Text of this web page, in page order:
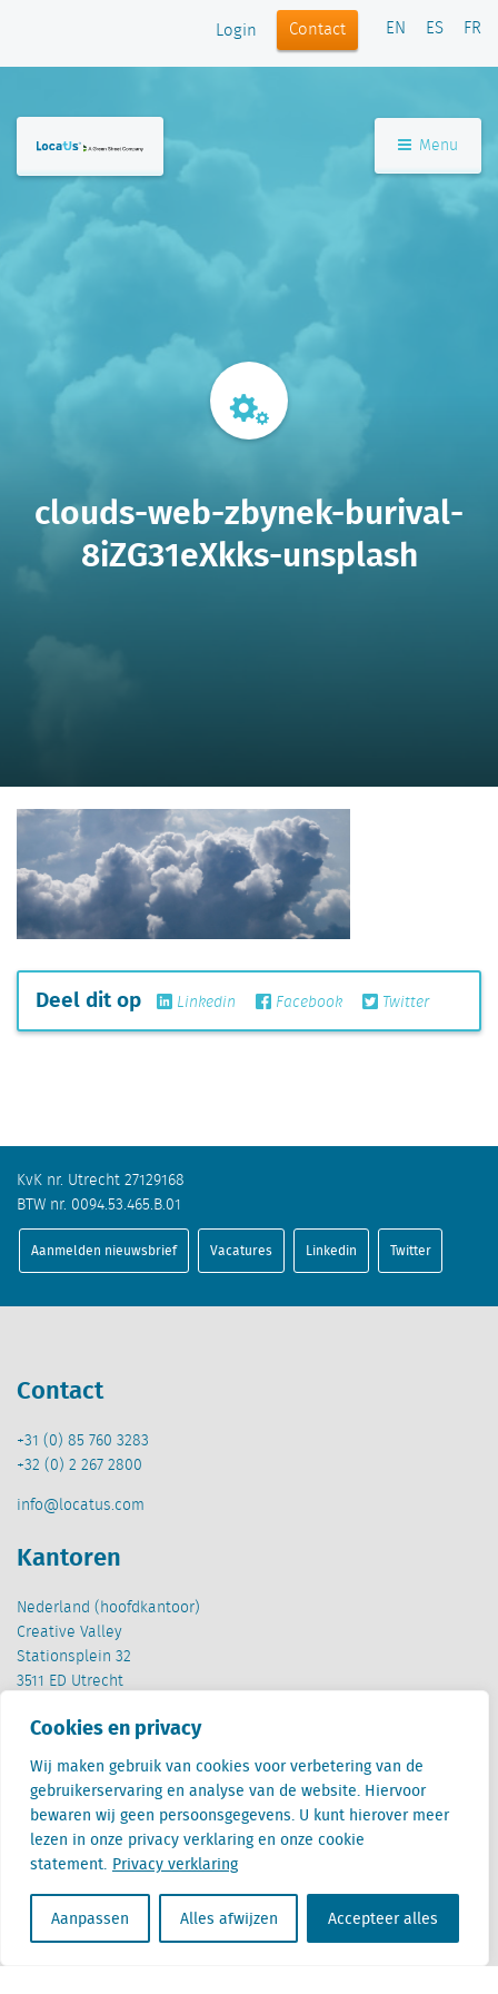
Cookies en privacy
Wij maken gebruik van cookies voor verbetering van de
gebruikerservaring en analyse van de website. Hiervoor
bewaren wij geen persoonsgegevens. U kunt hierover meer
lezen in onze privacy verklaring en onze cookie
statement. Privacy verklaring
Aanpassen Alles afwijzen Accepteer alles
Login Contact EN ES FR
Menu
clouds-web-zbynek-burival-
8iZG31eXkks-unsplash
Deel dit op Linkedin Facebook Twitter
KvK nr. Utrecht 27129168
BTW nr. 0094.53.465.B.01
Aanmelden nieuwsbrief Vacatures Linkedin Twitter
Contact
+31 (0) 85 760 3283
+32 (0) 2 267 2800
info@locatus.com
Kantoren
Nederland (hoofdkantoor)
Creative Valley
Stationsplein 32
3511 ED Utrecht
België
1000 Brussel
Locatus B.V. and Locatus Belgie B.V. are wholly-owned subsidiaries of Green Street
Advisors, LLC. While Green Street offers some regulated products and services, global